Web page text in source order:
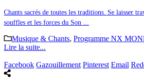
Chants sacrés de toutes les traditions. Se laisser
souffles et les forces du Son ...
Musique & Chants, Programme NX
Lire la suite...
Facebook Gazouillement Pinterest Email